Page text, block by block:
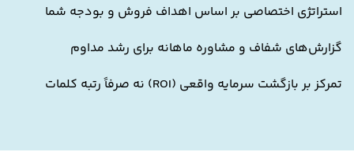
استراتژی اختصاصی بر اساس اهداف فروش و بودجه شما
گزارش‌های شفاف و مشاوره ماهانه برای رشد مداوم
تمرکز بر بازگشت سرمایه واقعی (ROI) نه صرفاً رتبه کلمات